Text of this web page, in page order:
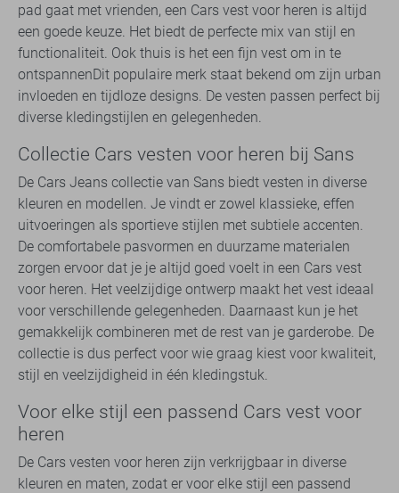
pad gaat met vrienden, een Cars vest voor heren is altijd
een goede keuze. Het biedt de perfecte mix van stijl en
functionaliteit. Ook thuis is het een fijn vest om in te
ontspannenDit populaire merk staat bekend om zijn urban
invloeden en tijdloze designs. De vesten passen perfect bij
diverse kledingstijlen en gelegenheden.
Collectie Cars vesten voor heren bij Sans
De Cars Jeans collectie van Sans biedt vesten in diverse
kleuren en modellen. Je vindt er zowel klassieke, effen
uitvoeringen als sportieve stijlen met subtiele accenten.
De comfortabele pasvormen en duurzame materialen
zorgen ervoor dat je je altijd goed voelt in een Cars vest
voor heren. Het veelzijdige ontwerp maakt het vest ideaal
voor verschillende gelegenheden. Daarnaast kun je het
gemakkelijk combineren met de rest van je garderobe. De
collectie is dus perfect voor wie graag kiest voor kwaliteit,
stijl en veelzijdigheid in één kledingstuk.
Voor elke stijl een passend Cars vest voor
heren
De Cars vesten voor heren zijn verkrijgbaar in diverse
kleuren en maten, zodat er voor elke stijl een passend